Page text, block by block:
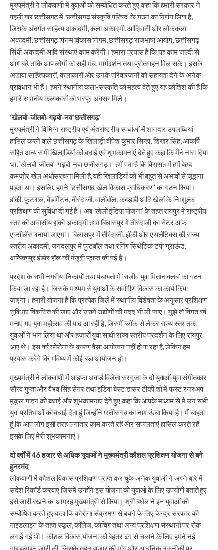
मुख्यमंत्री ने लोकवाणी में युवाओं को सम्बोधित करते हुए कहा कि हमारी सरकार ने
पहली बार छत्तीसगढ़ में ‘छत्तीसगढ़ संस्कृति परिषद’ के गठन का निर्णय लिया है,
जिसके अंतर्गत साहित्य अकादमी, कला अकादमी, आदिवासी और लोककला
अकादमी, छत्तीसगढ़ फिल्म विकास निगम, छत्तीसगढ़ राजभाषा आयोग, छत्तीसगढ़
सिंधी अकादमी आदि संस्थाएं काम करेंगी। हमारा प्रयास है कि यह काम जल्दी से
आगे बढ़े ताकि आप लोगों को सही मंच, मार्गदर्शन तथा प्रोत्साहन मिल सके। इसके
अलावा साहित्यकारों, कलाकारों और उनके परिवारजनों को सहायता देने के अनेक
प्रावधान भी हैं। हमने स्थानीय कला-संस्कृति को महत्व देते हुए यह कोशिश की है कि
हमारे स्थानीय कलाकारों को भरपूर अवसर मिले।
‘खेलबो-जीतबो-गढ़बो-नवा छत्तीसगढ़‘
मुख्यमंत्री ने विभिन्न राष्ट्रीय एवं अंतर्राष्ट्रीय स्पर्धाओं में शानदार उपलब्धियां
हासिल करने वाले छत्तीसगढ़ के खिलाड़ी दीपेश कुमार सिन्हा, शिखर सिंह, आकर्षि
सहित अन्य सभी खिलाडि़यों को बधाई एवं शुभकामनाएं देते हुए कहा कि मैंने नारा दिया
था, ‘खेलबो-जीतबो-गढ़बो-नवा छत्तीसगढ़।’ हमें पता है कि विरासत में हमें बेहद
कमजोर खेल अधोसंरचना मिली है, वहीं खिलाडि़यों को भी बहुत से अभावों से जूझना
पड़ता था। इसलिए हमने ‘छत्तीसगढ़ खेल विकास प्राधिकरण’ का गठन किया।
हॉकी, फुटबाल, बैडमिंटन, तीरंदाजी, वालीबॉल, कबड्डी आदि खेलों के निःशुल्क
प्रशिक्षण की सुविधा दी गई है। अब ‘खेलो इंडिया योजना’ के तहत रायपुर में राष्ट्रीय
स्तर की आवासीय हॉकी अकादमी तथा बिलासपुर में तीरंदाजी का सेंटर ऑफ
एक्सीलेंस बनाया जाएगा। बिलासपुर में तीरंदाजी, हॉकी और एथलेटिक्स की राज्य
स्तरीय अकादमी, जगदलपुर में फुटबॉल तथा रनिंग सिंथेटिक टर्फ ग्राऊंड,
अम्बिकापुर इंडोर हॉल की मंजूरी प्राप्त की गई है।
प्रदेश के सभी नगरीय-निकायों तथा पंचायतों में ‘राजीव युवा मितान क्लब’ का गठन
किया जा रहा है। जिसके माध्यम से युवाओं के सर्वांगीण विकास का कार्य किया
जाएगा। हमारी योजना है कि प्रत्येक जिले में स्थानीय विशेषता के अनुसार प्रशिक्षण
सुविधाएं विकसित की जाएं और उसमें उद्योगों की मदद भी ली जाए। मुझे तो विगत वर्ष
मनाए गए युवा महोत्सव की याद आ रही है, जिसमें ब्लॉक से लेकर राज्य स्तर तक
युवाओं ने भाग लिया था और हजारों युवा साथी राज्य स्तरीय प्रदर्शन के लिए रायपुर
आए थे। इस वर्ष कोरोना के कारण वैसा आयोजन नहीं हो पा रहा है, लेकिन हम
प्रयास करेंगे कि भविष्य में कोई बड़ा आयोजन हो।
मुख्यमंत्री ने लोकवाणी में आइफा अवार्ड विजेता सरगुजा के दो युवाओं युवा संगीतकार
सौरव गुप्ता और वैभव सिंह सेंगर तथा इंडिया बेस्ट डांसर टीव्ही शो में फस्ट रनरअप
मुकुल गाइन को बधाई और शुभकामनाएं देते हुए कहा कि आपके माध्यम से मैं उन सभी
युवा प्रतिभाओं को बधाई देता हूं जिन्होंने छत्तीसगढ़ का नाम ऊंचा किया है। मैं चाहता
हूं कि आप लोग इसी तरह लगातार काम करते रहें और सफलताएं हासिल करते रहें,
इसके लिए मेरी शुभकामनाएं।
दो वर्षों में 46 हजार से अधिक युवाओं ने मुख्यमंत्री कौशल प्रशिक्षण योजना से बने
हुनरमंद
लोकवाणी में कौशल विकास प्रशिक्षण प्राप्त कर चुके अनेक युवाओं ने अपने बारे में
संदेश रिकॉर्ड करवाए जिसमें उन्होंने इस योजना को युवाओं के लिए उपयोगी बताते हुए
इसे जारी रखने का आग्रह मुख्यमंत्री से किया। श्री बघेल ने इन युवाओं को
सम्बोधित करते हुए कहा कि कोरोना संक्रमण से बचने के लिए केन्द्र सरकार की
गाइडलाइन के तहत स्कूल, कॉलेज, कोचिंग तथा अन्य प्रशिक्षण संस्थानों पर रोक
लगाई गई थी। कौशल विकास योजना को बेहतर ढंग से चलाने के लिए हमने नई
गाइडलाइन जारी की, जिसके तहत बाजार की मांग और आधुनिक तकनीकी पर